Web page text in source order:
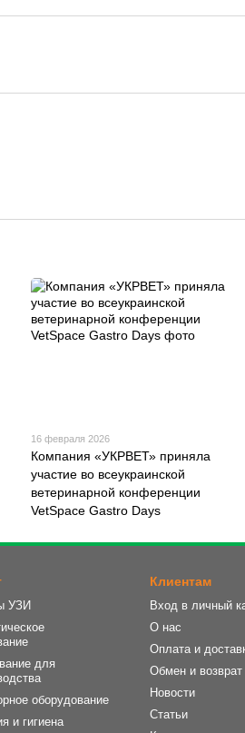
16 февраля 2026
Компания «УКРВЕТ» приняла
участие во всеукраинской
ветеринарной конференции
VetSpace Gastro Days
УЗИ
для
оборудование
и гигиена
Клиентам
Вход в личный
О нас
Оплата и
Обмен и возврат
Новости
Статьи